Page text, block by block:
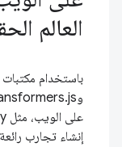
العالم
إنشاء تجارب